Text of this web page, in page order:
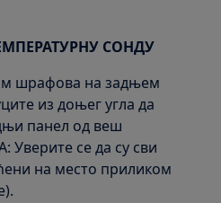
СОНДУ
шрафова на задњем
из доњег угла да
панел од веш
се да су сви
на место приликом